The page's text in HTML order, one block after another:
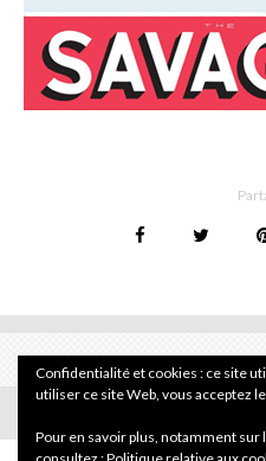
Confidentialité et cookies : ce site
utiliser ce site Web, vous acceptez
Pour en savoir plus, notamment